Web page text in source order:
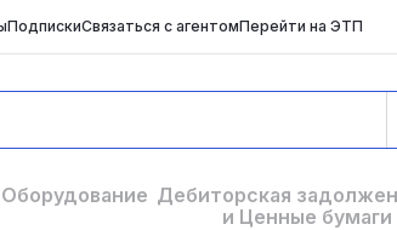
ПодпискиСвязаться с агентомПерейти на ЭТП
Оборудование Дебиторская
и Ценные бумаги